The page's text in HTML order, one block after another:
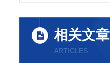
相关文章
ARTICLES